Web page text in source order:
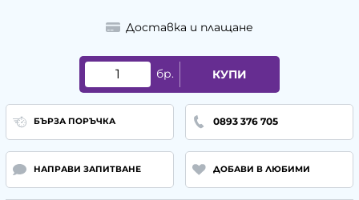
Доставка и плащане
бр. КУПИ
БЪРЗА ПОРЪЧКА 0893 376 705
НАПРАВИ ЗАПИТВАНЕ ДОБАВИ В ЛЮБИМИ